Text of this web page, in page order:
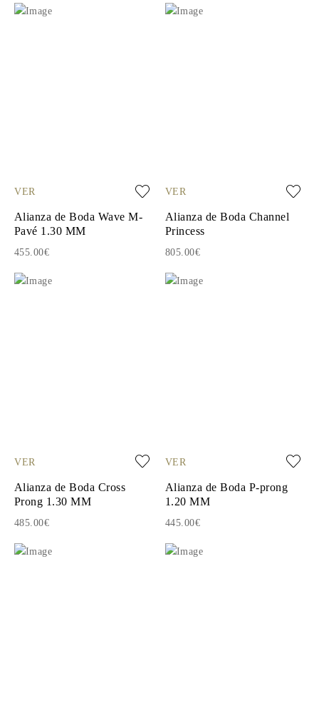
VER
Alianza de Boda Wave M-
Pavé 1.30 MM
455.00€
VER
Alianza de Boda Channel
Princess
805.00€
VER
Alianza de Boda Cross
Prong 1.30 MM
485.00€
VER
Alianza de Boda P-prong
1.20 MM
445.00€